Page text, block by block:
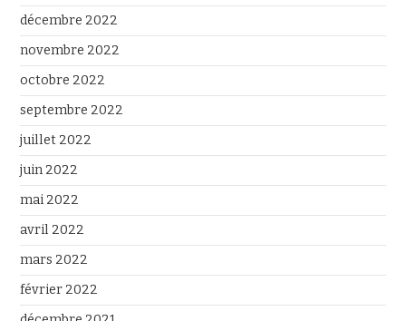
décembre 2022
novembre 2022
octobre 2022
septembre 2022
juillet 2022
juin 2022
mai 2022
avril 2022
mars 2022
février 2022